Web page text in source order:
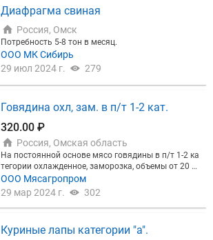
Диафрагма свиная
Россия, Омск
Потребность 5-8 тон в месяц.
ООО МК Сибирь
29 июл 2024 г.
279
Говядина охл, зам. в п/т 1-2 кат.
320.00 ₽
Россия, Омская область
На постоянной основе мясо говядины в п/т 1-2 ка
тегории охлажденное, заморозка, объемы от 20 т
онн. Самовывоз. Рассмотрю предложение как с Н
ДС, так и без. Регионализация не принципиально
ООО Мясагропром
29 мар 2024 г.
302
Куриные лапы категории "а".